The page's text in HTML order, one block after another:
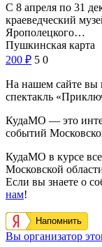
С 8 апреля по 31
краеведческий
Ярополецкого…
Пушкинская карта
200 ₽ 5 0
На нашем сайте вы
спектакль
КудаМО — это
событий
КудаМО в курсе
Московской
Если вы знаете о
нам!
Напомнить
Вы организатор